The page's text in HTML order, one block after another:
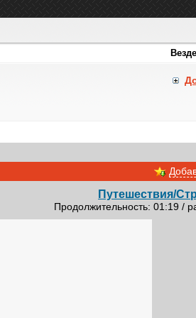
Путешествия/
Продолжительность: 01:19 /